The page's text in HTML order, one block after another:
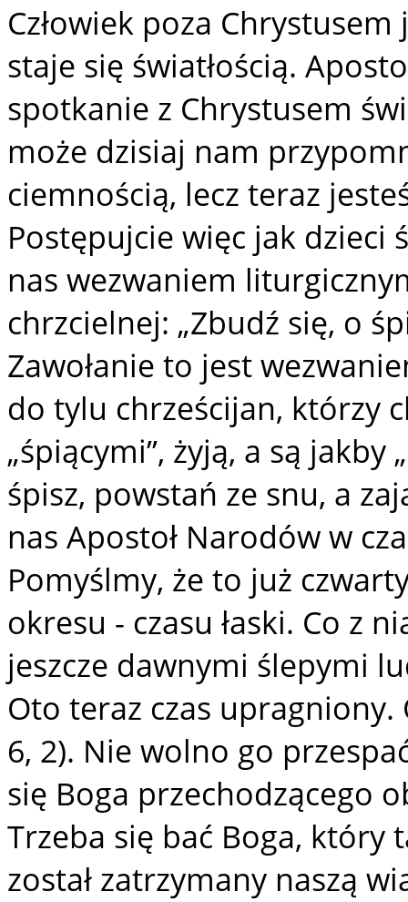
Człowiek poza
staje się światłością.
spotkanie z Chrystusem
może dzisiaj nam
ciemnością, lecz teraz
Postępujcie więc jak dzieci
nas wezwaniem
chrzcielnej: „Zbudź się, o
Zawołanie to jest
do tylu chrześcijan, którzy
„śpiącymi”, żyją, a są
śpisz, powstań ze snu, a
nas Apostoł Narodów w
Pomyślmy, że to już
okresu - czasu łaski. Co z
jeszcze dawnymi ślepymi
Oto teraz czas
6, 2). Nie wolno go
się Boga przechodzącego
Trzeba się bać Boga, który
został zatrzymany naszą